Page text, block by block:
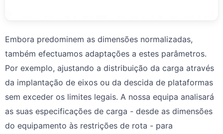
Embora predominem as dimensões normalizadas,
também efectuamos adaptações a estes parâmetros.
Por exemplo, ajustando a distribuição da carga através
da implantação de eixos ou da descida de plataformas
sem exceder os limites legais. A nossa equipa analisará
as suas especificações de carga - desde as dimensões
do equipamento às restrições de rota - para